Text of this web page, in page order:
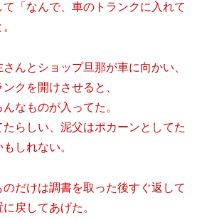
「なんで、車のトランクに入れて
んとショップ旦那が車に向かい、
クを開けさせると、
なものが入ってた。
らしい、泥父はポカーンとしてた
しれない。
だけは調書を取った後すぐ返して
戻してあげた。